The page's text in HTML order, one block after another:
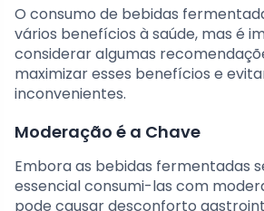
O consumo de bebidas
vários benefícios à saúde, mas é
considerar algumas
maximizar esses benefícios e
inconvenientes.
Moderação é a Chave
Embora as bebidas fermentadas
essencial consumi-las com
pode causar desconforto